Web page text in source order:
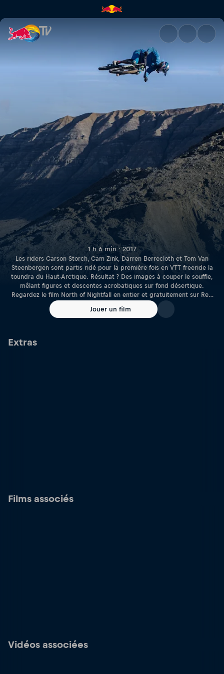
North of Nightfall | Red Bull
1 h 6 min · 2017
Les riders Carson Storch, Cam Zink, Darren Berrecloth et Tom Van
Steenbergen sont partis ridé pour la première fois en VTT freeride la
toundra du Haut-Arctique. Résultat ? Des images à couper le souffle,
mêlant figures et descentes acrobatiques sur fond désertique.
Regardez le film North of Nightfall en entier et gratuitement sur Red
Jouer un film
Extras
Films associés
Vidéos associées